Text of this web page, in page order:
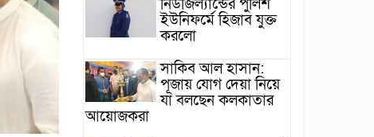
নিউজিল্যান্ডের পুলিশ
ইউনিফর্মে হিজাব যুক্ত
করলো
সাকিব আল হাসান:
পূজায় যোগ দেয়া নিয়ে
যা বলছেন কলকাতার
আয়োজকরা